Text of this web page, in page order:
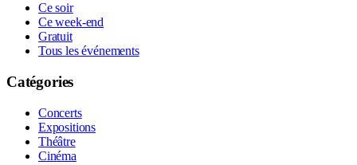
Ce soir
Ce week-end
Gratuit
Tous les événements
Catégories
Concerts
Expositions
Théâtre
Cinéma